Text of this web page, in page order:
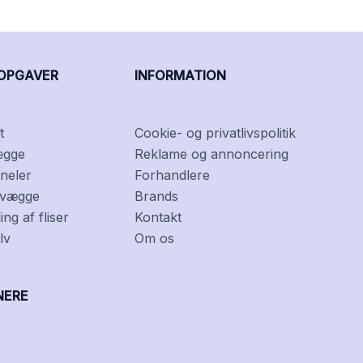
af fliser
INFORMATION
Cookie- og privatlivspolitik
Reklame og annoncering
Forhandlere
Brands
Kontakt
Om os